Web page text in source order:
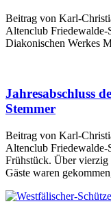
Beitrag von Karl-
Altenclub Friedewalde-
Diakonischen Werkes
Jahresabschluss
Stemmer
Beitrag von Karl-
Altenclub Friedewalde-
Frühstück. Über vierzig
Gäste waren